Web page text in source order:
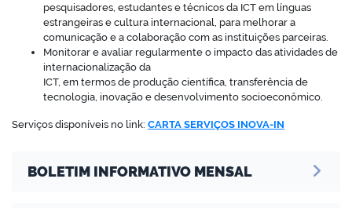
pesquisadores, estudantes e técnicos da ICT em línguas
estrangeiras e cultura internacional, para melhorar a
comunicação e a colaboração com as instituições parceiras.
Monitorar e avaliar regularmente o impacto das atividades de
internacionalização da
ICT, em termos de produção científica, transferência de
tecnologia, inovação e desenvolvimento socioeconômico.
Serviços disponíveis no link: CARTA SERVIÇOS INOVA-IN
BOLETIM INFORMATIVO MENSAL